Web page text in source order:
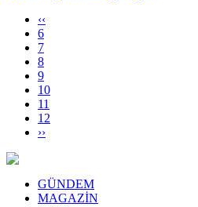
‹‹
6
7
8
9
10
11
12
››
GÜNDEM
MAGAZİN